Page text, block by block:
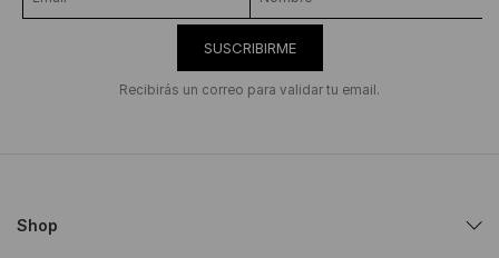
SUSCRIBIRME
Recibirás un correo para validar tu email.
Shop